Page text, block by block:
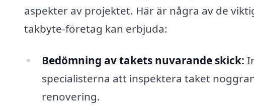
aspekter av projektet. Här är några av de
takbyte-företag kan erbjuda:
Bedömning av takets nuvarande skick:
specialisterna att inspektera taket
renovering.